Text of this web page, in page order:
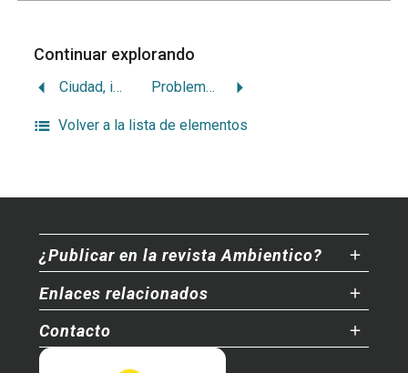
Continuar explorando
Ciudad, igualdad y bienestar Problemática urbana y Plan Nacional de Desarrollo Urbano
Volver a la lista de elementos
¿Publicar en la revista Ambientico?
Enlaces relacionados
Contacto